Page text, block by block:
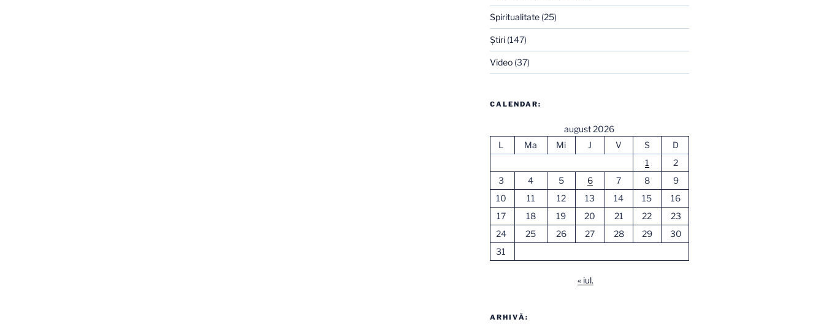
Spiritualitate(25)
Ştiri(147)
Video(37)
CALENDAR:
august 2026
L
Ma Mi J V S
D
1
2
3
4 5 6 7 8
9
10
11 12 13 14 15
16
17
18 19 20 21 22
23
24
25 26 27 28 29
30
31
« iul.
ARHIVĂ: